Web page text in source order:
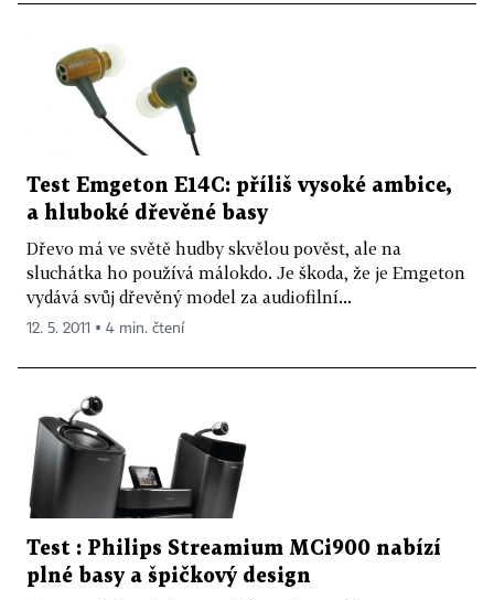
Test Emgeton E14C: příliš vysoké ambice,
a hluboké dřevěné basy
Dřevo má ve světě hudby skvělou pověst, ale na
sluchátka ho používá málokdo. Je škoda, že je Emgeton
vydává svůj dřevěný model za audiofilní...
12. 5. 2011 ▪ 4 min. čtení
Test : Philips Streamium MCi900 nabízí
plné basy a špičkový design